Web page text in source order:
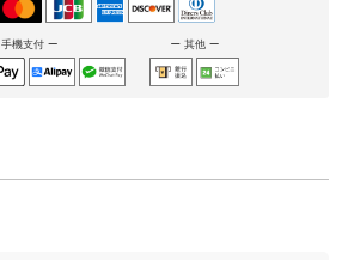
手機支付 其他